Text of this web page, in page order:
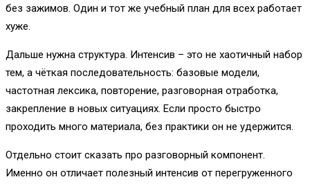
без зажимов. Один и тот же учебный план для всех работает
хуже.
Дальше нужна структура. Интенсив – это не хаотичный набор
тем, а чёткая последовательность: базовые модели,
частотная лексика, повторение, разговорная отработка,
закрепление в новых ситуациях. Если просто быстро
проходить много материала, без практики он не удержится.
Отдельно стоит сказать про разговорный компонент.
Именно он отличает полезный интенсив от перегруженного